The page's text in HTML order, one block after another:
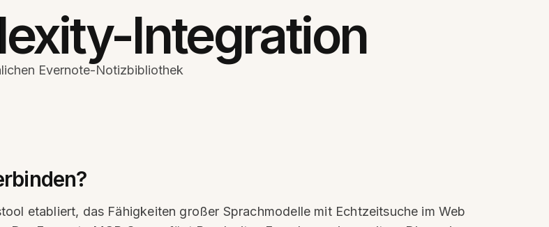
Integration
Evernote-Notizbibliothek
etabliert, das Fähigkeiten großer Sprachmodelle mit Echtzeitsuche im Web